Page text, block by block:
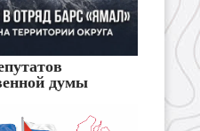
думы